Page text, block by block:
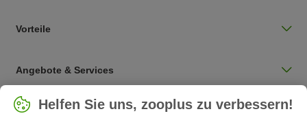
Vorteile
Angebote & Services
Land auswählen
Helfen Sie uns, zooplus zu verbessern!